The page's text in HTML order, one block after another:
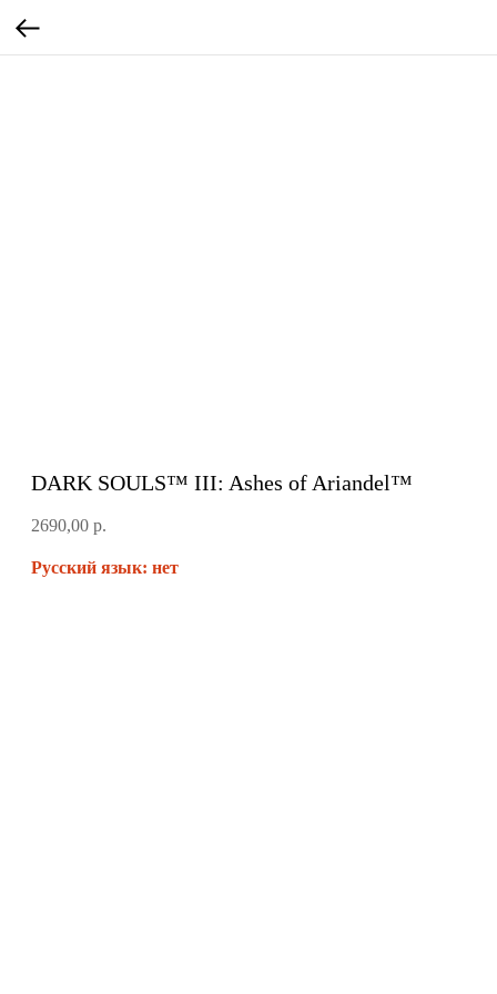
DARK SOULS™ III: Ashes of Ariandel™
2690,00 р.
Русский язык: нет